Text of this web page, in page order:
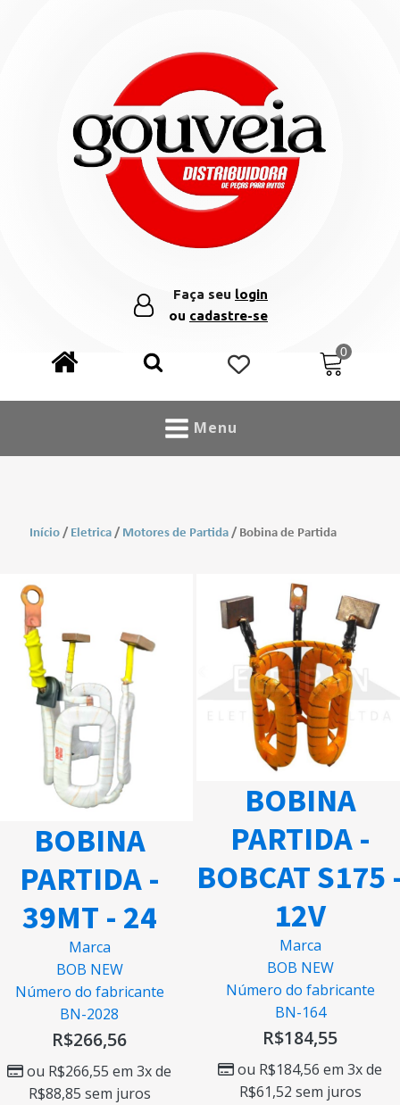
Faça seu login
ou cadastre-se
Menu
Início / Eletrica / Motores de Partida / Bobina de Partida
BOBINA
PARTIDA -
39MT - 24
Marca
BOB NEW
Número do fabricante
BN-2028
R$266,56
ou R$266,55 em 3x de
R$88,85 sem juros
BOBINA
PARTIDA -
BOBCAT S175
12V
Marca
BOB NEW
Número do fabricante
BN-164
R$184,55
ou R$184,56 em 3x de
R$61,52 sem juros